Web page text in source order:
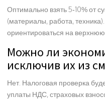
Оптимально взять 5‑10% от
(материалы, работа,
ориентироваться на верхнюю
Можно ли
исключив их из
Нет. Налоговая проверка
уплаты НДС, страховых